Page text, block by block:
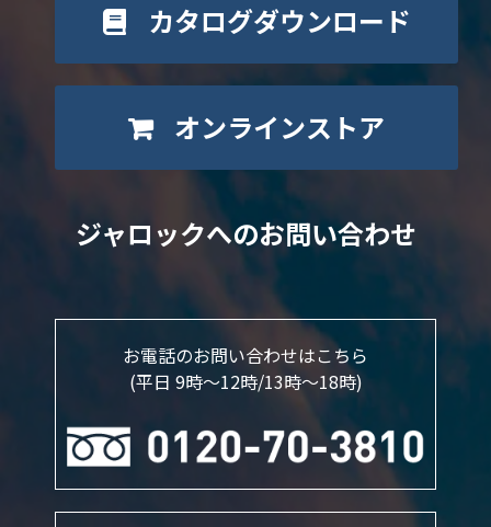
カタログダウンロード
オンラインストア
ジャロックへのお問い合わせ
お電話のお問い合わせはこちら
(平日 9時～12時/13時〜18時)